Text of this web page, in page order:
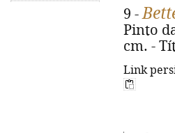
9 -
Pinto
cm. -
Link